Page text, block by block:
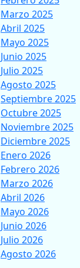
Marzo 2025
Abril 2025
Mayo 2025
Junio 2025
Julio 2025
Agosto 2025
Septiembre 2025
Octubre 2025
Noviembre 2025
Diciembre 2025
Enero 2026
Febrero 2026
Marzo 2026
Abril 2026
Mayo 2026
Junio 2026
Julio 2026
Agosto 2026